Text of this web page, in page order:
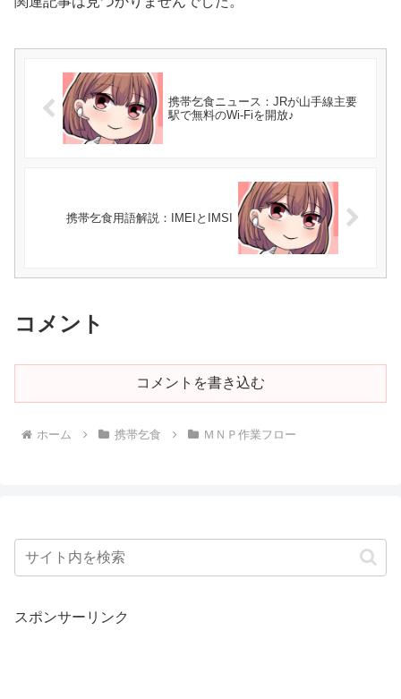
携帯乞食ニュース：JRが山手線主要
駅で無料のWi-Fiを開放♪
携帯乞食用語解説：IMEIとIMSI
コメント
コメントを書き込む
ホーム 携帯乞食 ＭＮＰ作業フロー
スポンサーリンク